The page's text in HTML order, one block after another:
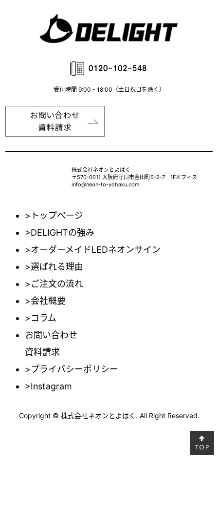
受付時間 9:00 - 18:00（土日祝日を除く）
株式会社ネオンとよはく
〒570-0011 大阪府守口市金田町6-2-7 1Fオフィス
info@neon-to-yohaku.com
>トップページ
>DELIGHTの強み
>オーダーメイドLEDネオンサイン
>選ばれる理由
>ご注文の流れ
>会社概要
>コラム
お問い合わせ
資料請求
>プライバシーポリシー
>Instagram
Copyright © 株式会社ネオンとよはく. All Right Reserved.